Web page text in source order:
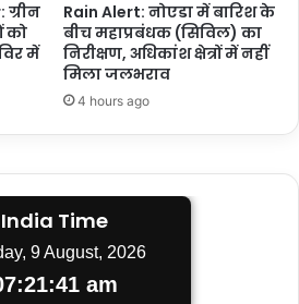
को
में
Rain Alert: नोएडा में बारिश के
बीच महाप्रबंधक (सिविल) का
निरीक्षण, अधिकांश क्षेत्रों में नहीं
मिला जलभराव
4 hours ago
India Time
9 August, 2026
am